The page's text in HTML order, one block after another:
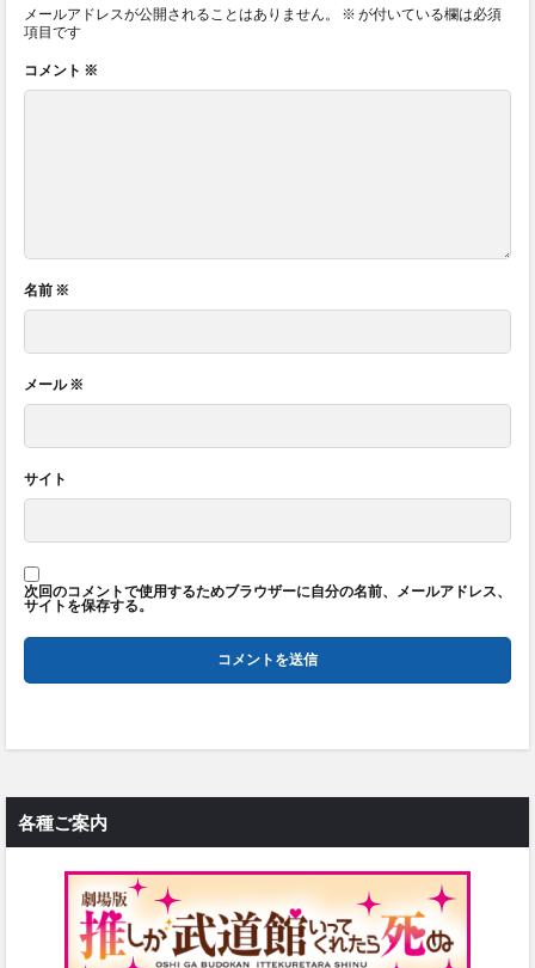
メールアドレスが公開されることはありません。 ※ が付いている欄は必須
項目です
コメント ※
名前 ※
メール※
サイト
次回のコメントで使用するためブラウザーに自分の名前、メールアドレス、
サイトを保存する。
各種ご案内